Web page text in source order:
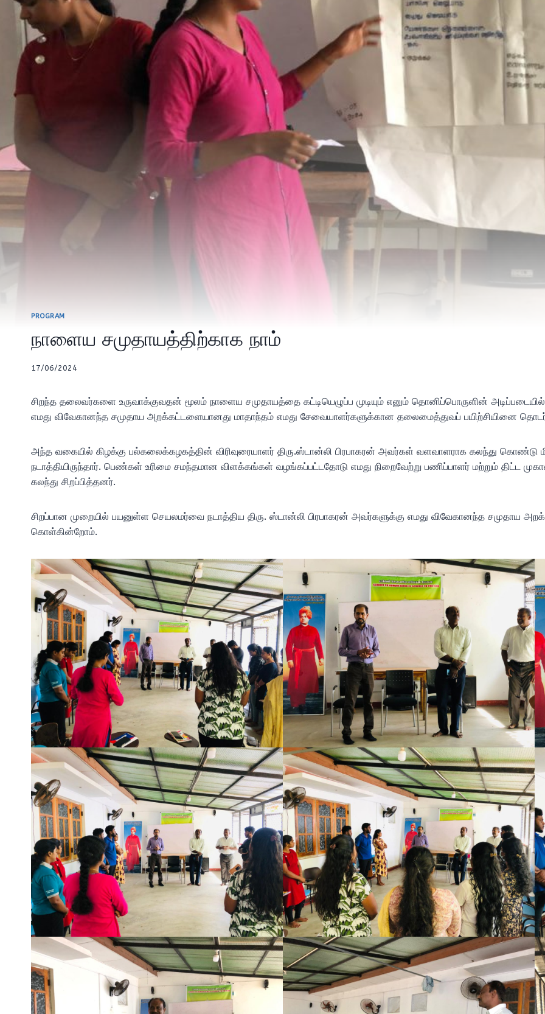
PROGRAM
நாளைய சமுதாயத்திற்காக நாம்
17/06/2024
சிறந்த தலைவர்களை உருவாக்குவதன் மூலம் நாளைய சமுதாயத்தை கட்டியெழுப்ப முடியும் எனும் தொனிப்பொருளின்
எமது விவேகானந்த சமுதாய அறக்கட்டளையானது மாதாந்தம் எமது சேவையாளர்களுக்கான தலைமைத்துவப் பயிற்சியினை
அந்த வகையில் கிழக்கு பல்கலைக்கழகத்தின் விரிவுரையாளர் திரு.ஸ்டான்லி பிரபாகரன் அவர்கள் வளவாளராக கலந்து கொண்டு
நடாத்தியிருந்தார். பெண்கள் உரிமை சமந்தமான விளக்கங்கள் வழங்கப்பட்டதோடு எமது நிறைவேற்று பணிப்பாளர் மற்றும் திட்ட
கலந்து சிறப்பித்தனர்.
சிறப்பான முறையில் பயனுள்ள செயலமர்வை நடாத்திய திரு. ஸ்டான்லி பிரபாகரன் அவர்களுக்கு எமது விவேகானந்த சமுதாய
கொள்கின்றோம்.